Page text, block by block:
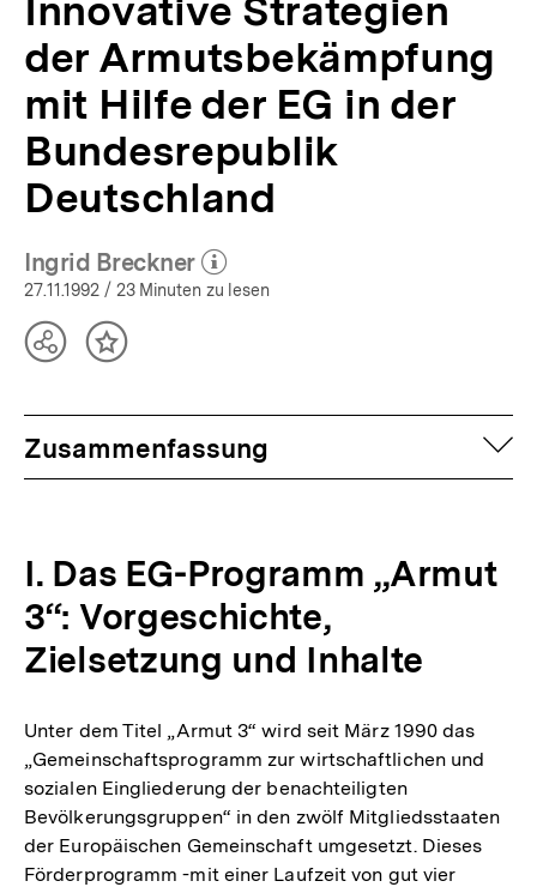
Innovative Strategien
der Armutsbekämpfung
mit Hilfe der EG in der
Bundesrepublik
Deutschland
Ingrid Breckner
(Mehr zum Autor)
öffnen
27.11.1992 / 23 Minuten zu lesen
TeilenInhalt
Zusammenfassung
I. Das EG-Programm „Armut
3“: Vorgeschichte,
Zielsetzung und Inhalte
Unter dem Titel „Armut 3“ wird seit März 1990 das
„Gemeinschaftsprogramm zur wirtschaftlichen und
sozialen Eingliederung der benachteiligten
Bevölkerungsgruppen“ in den zwölf Mitgliedsstaaten
der Europäischen Gemeinschaft umgesetzt. Dieses
Förderprogramm -mit einer Laufzeit von gut vier